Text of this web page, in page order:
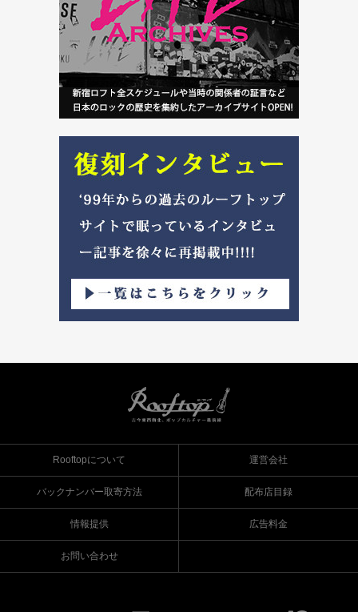
Rooftopについて 運営会社
バックナンバー取寄方法 配布店目録
情報提供 広告料金
お問い合わせ